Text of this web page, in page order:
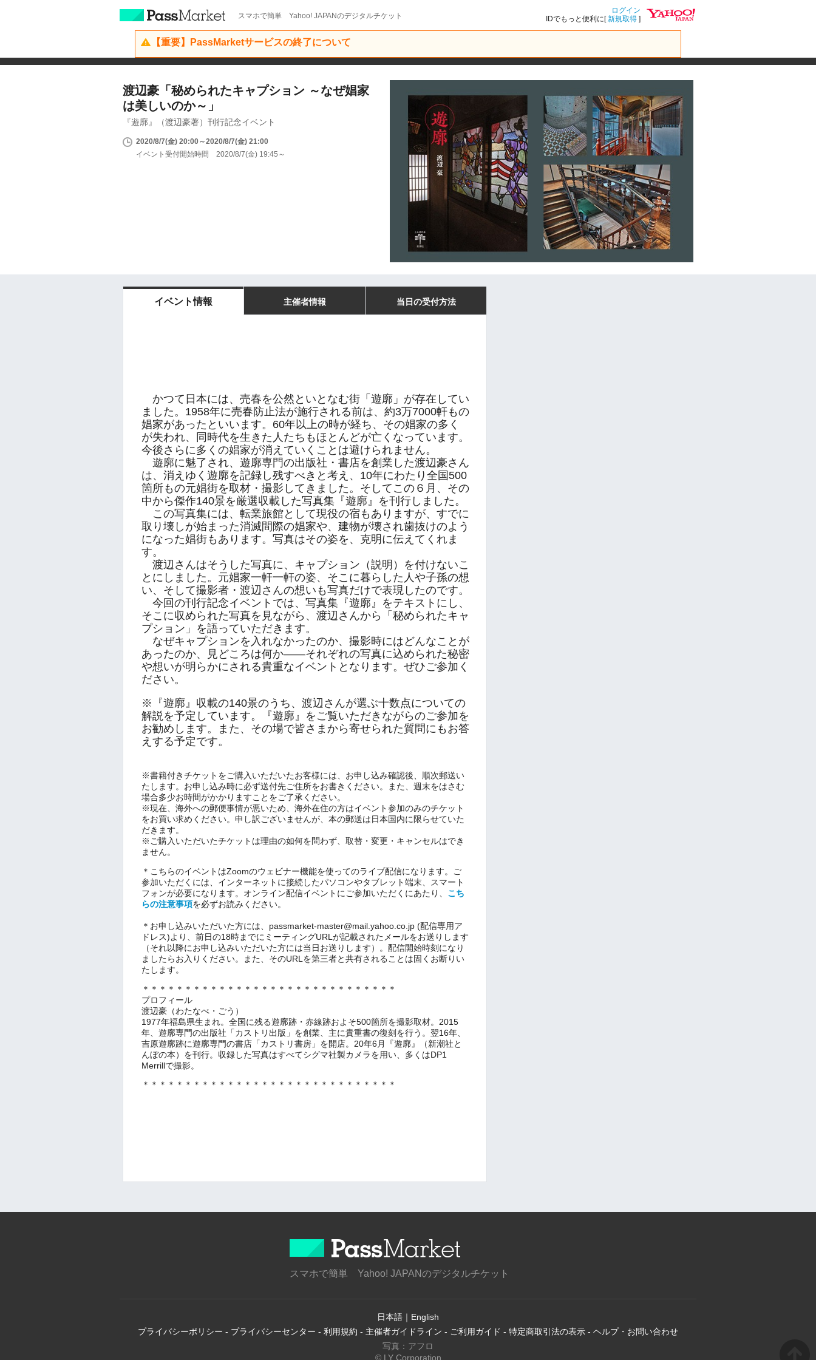
スマホで簡単 Yahoo! JAPANのデジタルチケット
ログイン
IDでもっと便利に[新規取得 ]
【重要】PassMarketサービスの終了について
渡辺豪「秘められたキャプション ～なぜ娼家
は美しいのか～」
『遊廓』（渡辺豪著）刊行記念イベント
2020/8/7(金) 20:00～2020/8/7(金) 21:00
イベント受付開始時間 2020/8/7(金) 19:45～
イベント情報 主催者情報 当日の受付方法
かつて日本には、売春を公然といとなむ街「遊廓」が存在してい
ました。1958年に売春防止法が施行される前は、約3万7000軒もの
娼家があったといいます。60年以上の時が経ち、その娼家の多く
が失われ、同時代を生きた人たちもほとんどが亡くなっています。
今後さらに多くの娼家が消えていくことは避けられません。
遊廓に魅了され、遊廓専門の出版社・書店を創業した渡辺豪さん
は、消えゆく遊廓を記録し残すべきと考え、10年にわたり全国500
箇所もの元娼街を取材・撮影してきました。そしてこの６月、その
中から傑作140景を厳選収載した写真集『遊廓』を刊行しました。
この写真集には、転業旅館として現役の宿もありますが、すでに
取り壊しが始まった消滅間際の娼家や、建物が壊され歯抜けのよう
になった娼街もあります。写真はその姿を、克明に伝えてくれま
す。
渡辺さんはそうした写真に、キャプション（説明）を付けないこ
とにしました。元娼家一軒一軒の姿、そこに暮らした人や子孫の想
い、そして撮影者・渡辺さんの想いも写真だけで表現したのです。
今回の刊行記念イベントでは、写真集『遊廓』をテキストにし、
そこに収められた写真を見ながら、渡辺さんから「秘められたキャ
プション」を語っていただきます。
なぜキャプションを入れなかったのか、撮影時にはどんなことが
あったのか、見どころは何か――それぞれの写真に込められた秘密
や想いが明らかにされる貴重なイベントとなります。ぜひご参加く
ださい。
※『遊廓』収載の140景のうち、渡辺さんが選ぶ十数点についての
解説を予定しています。『遊廓』をご覧いただきながらのご参加を
お勧めします。また、その場で皆さまから寄せられた質問にもお答
えする予定です。
※書籍付きチケットをご購入いただいたお客様には、お申し込み確認後、順次郵送い
たします。お申し込み時に必ず送付先ご住所をお書きください。また、週末をはさむ
場合多少お時間がかかりますことをご了承ください。
※現在、海外への郵便事情が悪いため、海外在住の方はイベント参加のみのチケット
をお買い求めください。申し訳ございませんが、本の郵送は日本国内に限らせていた
だきます。
※ご購入いただいたチケットは理由の如何を問わず、取替・変更・キャンセルはでき
ません。
＊こちらのイベントはZoomのウェビナー機能を使ってのライブ配信になります。ご
参加いただくには、インターネットに接続したパソコンやタブレット端末、スマート
フォンが必要になります。オンライン配信イベントにご参加いただくにあたり、 こち
らの注意事項を必ずお読みください。
＊お申し込みいただいた方には、passmarket-master@mail.yahoo.co.jp (配信専用ア
ドレス)より、前日の18時までにミーティングURLが記載されたメールをお送りします
（それ以降にお申し込みいただいた方には当日お送りします）。配信開始時刻になり
ましたらお入りください。また、そのURLを第三者と共有されることは固くお断りい
たします。
＊＊＊＊＊＊＊＊＊＊＊＊＊＊＊＊＊＊＊＊＊＊＊＊＊＊＊＊＊＊
プロフィール
渡辺豪（わたなべ・ごう）
1977年福島県生まれ。全国に残る遊廓跡・赤線跡およそ500箇所を撮影取材。2015
年、遊廓専門の出版社「カストリ出版」を創業、主に貴重書の復刻を行う。翌16年、
吉原遊廓跡に遊廓専門の書店「カストリ書房」を開店。20年6月『遊廓』（新潮社と
んぼの本）を刊行。収録した写真はすべてシグマ社製カメラを用い、多くはDP1
Merrillで撮影。
＊＊＊＊＊＊＊＊＊＊＊＊＊＊＊＊＊＊＊＊＊＊＊＊＊＊＊＊＊＊
スマホで簡単 Yahoo! JAPANのデジタルチケット
日本語 ｜ English
プライバシーポリシー - プライバシーセンター - 利用規約 - 主催者ガイドライン - ご利用ガイド - 特定商取引法の表示 - ヘルプ・お問い合わせ
写真：アフロ
© LY Corporation